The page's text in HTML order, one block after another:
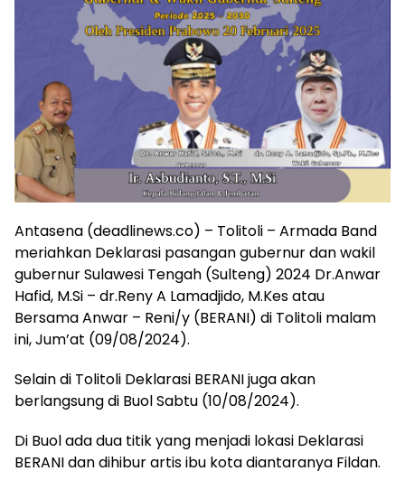
Antasena (deadlinews.co) – Tolitoli – Armada Band
meriahkan Deklarasi pasangan gubernur dan wakil
gubernur Sulawesi Tengah (Sulteng) 2024 Dr.Anwar
Hafid, M.Si – dr.Reny A Lamadjido, M.Kes atau
Bersama Anwar – Reni/y (BERANI) di Tolitoli malam
ini, Jum’at (09/08/2024).
Selain di Tolitoli Deklarasi BERANI juga akan
berlangsung di Buol Sabtu (10/08/2024).
Di Buol ada dua titik yang menjadi lokasi Deklarasi
BERANI dan dihibur artis ibu kota diantaranya Fildan.